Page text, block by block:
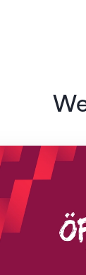
Neue